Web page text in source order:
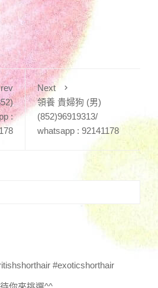
:
Next
領養 貴婦狗 (男)
(852)96919313/
whatsapp : 92141178
#exoticshorthair